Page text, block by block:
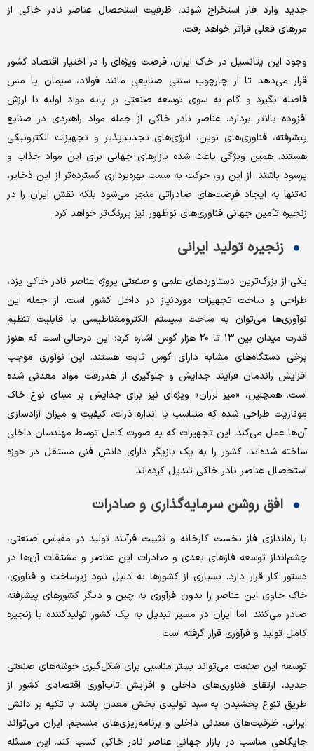
جدید وارد فاز استخراج شوند، ظرفیت استحصال عناصر نادر خاکی از
مرزهای فعلی فراتر خواهد رفت.
وجود این پتانسیل در خاک ایران، فرصت ویژه‌ای را در اختیار اقتصاد کشور
قرار می‌دهد تا از چارچوب سنتی صنایعی مانند فولاد، سیمان یا مس
فاصله بگیرد و گام به سوی توسعه صنعتی بر پایه مواد اولیه با ارزش
افزوده بالاتر بردارد. عناصر نادر خاکی از جمله مواد راهبردی در صنایع
پیشرفته، فناوری‌های نوین، انرژی‌های تجدیدپذیر و تجهیزات الکترونیکی
هستند. همین ویژگی باعث شده بازارهای جهانی برای این مواد جذاب و
پرسود باشند. از این رو، حرکت به سمت بهره‌برداری گسترده‌تر از این ذخایر،
نه‌تنها به ایجاد فرصت‌های صادراتی منجر می‌شود بلکه نقش ایران را در
زنجیره تأمین جهانی فناوری‌های نوظهور نیز پررنگ‌تر خواهد کرد.
زنجیره تولید ایرانی
یکی از بزرگ‌ترین دستاوردهای علمی و صنعتی پروژه عناصر نادر خاکی یزد،
طراحی و ساخت تجهیزات موردنیاز در داخل کشور است. از جمله این
نوآوری‌ها می‌توان به ساخت سیستم الکترومغناطیسی با قابلیت تنظیم
قدرت میدان بین ۱۳ تا ۲۰ هزار گوس اشاره کرد؛ این درحالی است ‌که هنوز
برخی دستگاه‌های مشابه دارای گوس ثابت هستند. این نوآوری موجب
افزایش راندمان فرآیند جدایش و جلوگیری از هدررفت مواد معدنی شده
است. همچنین، «میز لرزان» ویژه‌ای نیز برای جدایش بر مبنای نوع خاک
مونازیت طراحی شده که متناسب با اندازه ذرات، کیفیت و میزان آزادسازی
آن‌ها عمل می‌کند. این تجهیزات که به صورت کامل توسط مهندسان داخلی
ساخته شده‌اند، کشور را به یک بازیگر دارای دانش فنی مستقل در حوزه
استحصال عناصر نادر خاکی تبدیل کرده‌اند.
افق روشن سرمایه‌گذاری و صادرات
با راه‌اندازی فاز نخست کارخانه و تثبیت فرآیند تولید در مقیاس صنعتی،
چشم‌انداز توسعه فازهای بعدی و صادرات این عناصر و مشتقات آن‌ها در
دستور کار قرار دارد. بسیاری از کشورها به دلیل نبود زیرساخت و فناوری،
خاک حاوی این عناصر را بدون فرآوری به چین و دیگر کشور‌های پیشرفته
صادر می‌کنند. اما ایران در مسیر تبدیل به یک کشور تولیدکننده با زنجیره
کامل تولید و فرآوری قرار گرفته است.
توسعه این صنعت می‌تواند بستر مناسبی برای شکل‌گیری خوشه‌های صنعتی
جدید، ارتقای فناوری‌های داخلی و افزایش تاب‌آوری اقتصادی کشور از
طریق تنوع بخشیدن به سبد تولیدی بخش معدن باشد. با تکیه بر دانش
ایرانی، ظرفیت‌های معدنی داخلی و برنامه‌ریزی‌های منسجم، ایران می‌تواند
جایگاهی مناسب در بازار جهانی عناصر نادر خاکی کسب کند. این مسئله